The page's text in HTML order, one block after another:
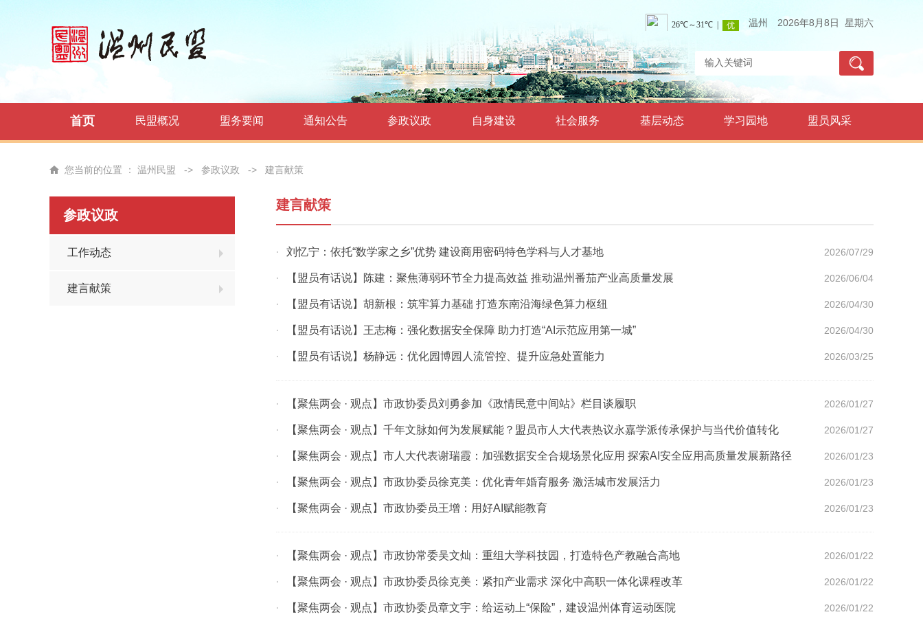
温州 2026年8月8日 星期六
首页 民盟概况 盟务要闻 通知公告 参政议政 自身建设 社会服务 基层动态 学习园地 盟员风采
您当前的位置 ： 温州民盟 -> 参政议政 -> 建言献策
参政议政
工作动态
建言献策
建言献策
2026/07/29
· 刘忆宁：依托“数学家之乡”优势 建设商用密码特色学科与人才基地
2026/06/04
· 【盟员有话说】陈建：聚焦薄弱环节全力提高效益 推动温州番茄产业高质量发展
2026/04/30
· 【盟员有话说】胡新根：筑牢算力基础 打造东南沿海绿色算力枢纽
2026/04/30
· 【盟员有话说】王志梅：强化数据安全保障 助力打造“AI示范应用第一城”
2026/03/25
· 【盟员有话说】杨静远：优化园博园人流管控、提升应急处置能力
2026/01/27
· 【聚焦两会 · 观点】市政协委员刘勇参加《政情民意中间站》栏目谈履职
2026/01/27
· 【聚焦两会 · 观点】千年文脉如何为发展赋能？盟员市人大代表热议永嘉学派传承保护与当代价值转化
2026/01/23
· 【聚焦两会 · 观点】市人大代表谢瑞霞：加强数据安全合规场景化应用 探索AI安全应用高质量发展新路径
2026/01/23
· 【聚焦两会 · 观点】市政协委员徐克美：优化青年婚育服务 激活城市发展活力
2026/01/23
· 【聚焦两会 · 观点】市政协委员王增：用好AI赋能教育
2026/01/22
· 【聚焦两会 · 观点】市政协常委吴文灿：重组大学科技园，打造特色产教融合高地
2026/01/22
· 【聚焦两会 · 观点】市政协委员徐克美：紧扣产业需求 深化中高职一体化课程改革
2026/01/22
· 【聚焦两会 · 观点】市政协委员章文宇：给运动上“保险”，建设温州体育运动医院